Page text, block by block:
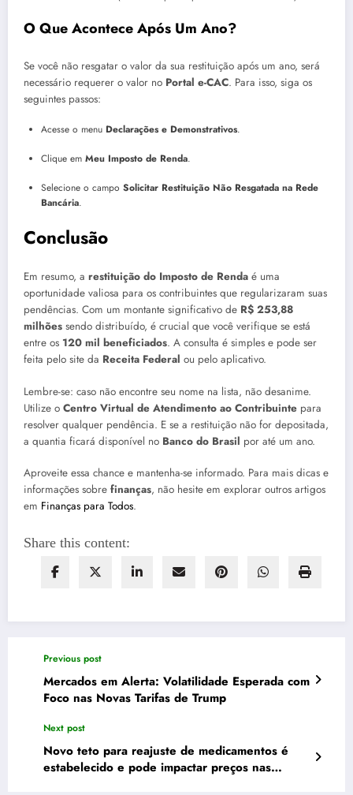
O Que Acontece Após Um Ano?
Se você não resgatar o valor da sua restituição após um ano, será
necessário requerer o valor no Portal e-CAC. Para isso, siga os
seguintes passos:
Acesse o menu Declarações e Demonstrativos.
Clique em Meu Imposto de Renda.
Selecione o campo Solicitar Restituição Não Resgatada na Rede
Bancária.
Conclusão
Em resumo, a restituição do Imposto de Renda é uma
oportunidade valiosa para os contribuintes que regularizaram suas
pendências. Com um montante significativo de R$ 253,88
milhões sendo distribuído, é crucial que você verifique se está
entre os 120 mil beneficiados. A consulta é simples e pode ser
feita pelo site da Receita Federal ou pelo aplicativo.
Lembre-se: caso não encontre seu nome na lista, não desanime.
Utilize o Centro Virtual de Atendimento ao Contribuinte para
resolver qualquer pendência. E se a restituição não for depositada,
a quantia ficará disponível no Banco do Brasil por até um ano.
Aproveite essa chance e mantenha-se informado. Para mais dicas e
informações sobre finanças, não hesite em explorar outros artigos
em Finanças para Todos.
Share this content:
Previous post
Mercados em Alerta: Volatilidade Esperada com
Foco nas Novas Tarifas de Trump
Next post
Novo teto para reajuste de medicamentos é
estabelecido e pode impactar preços nas